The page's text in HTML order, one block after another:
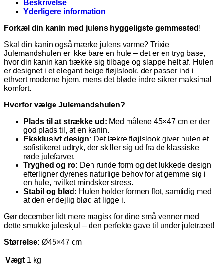
Beskrivelse
Yderligere information
Forkæl din kanin med julens hyggeligste gemmested!
Skal din kanin også mærke julens varme? Trixie
Julemandshulen er ikke bare en hule – det er en tryg base,
hvor din kanin kan trække sig tilbage og slappe helt af. Hulen
er designet i et elegant beige fløjlslook, der passer ind i
ethvert moderne hjem, mens det bløde indre sikrer maksimal
komfort.
Hvorfor vælge Julemandshulen?
Plads til at strække ud: Med målene 45×47 cm er der
god plads til, at en kanin.
Eksklusivt design: Det lækre fløjlslook giver hulen et
sofistikeret udtryk, der skiller sig ud fra de klassiske
røde julefarver.
Tryghed og ro: Den runde form og det lukkede design
efterligner dyrenes naturlige behov for at gemme sig i
en hule, hvilket mindsker stress.
Stabil og blød: Hulen holder formen flot, samtidig med
at den er dejlig blød at ligge i.
Gør december lidt mere magisk for dine små venner med
dette smukke juleskjul – den perfekte gave til under juletræet!
Størrelse: Ø45×47 cm
Vægt 1 kg